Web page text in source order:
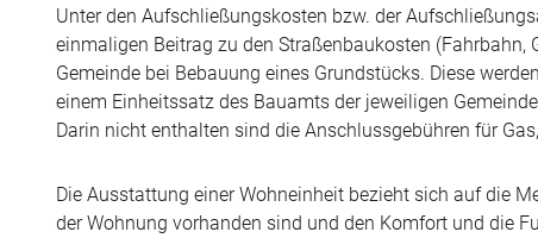
Unter den Aufschließungskosten bzw. der
einmaligen Beitrag zu den Straßenbaukosten (Fahrbahn,
Gemeinde bei Bebauung eines Grundstücks. Diese
einem Einheitssatz des Bauamts der jeweiligen
Darin nicht enthalten sind die Anschlussgebühren für
Die Ausstattung einer Wohneinheit bezieht sich auf die
der Wohnung vorhanden sind und den Komfort und die